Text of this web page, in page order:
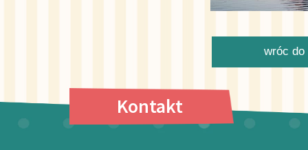
Kontakt
wróc do